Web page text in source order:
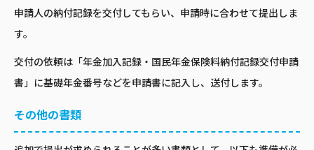
申請人の納付記録を交付してもらい、申請時に合わせて提出しま
す。
交付の依頼は「年金加入記録・国民年金保険料納付記録交付申請
書」に基礎年金番号などを申請書に記入し、送付します。
その他の書類